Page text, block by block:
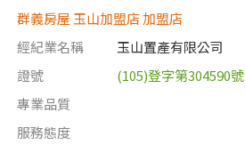
群義房屋 玉山加盟店 加盟店
經紀業名稱
玉山置產有限公司
證號
(105)登字第304590號
專業品質
服務態度